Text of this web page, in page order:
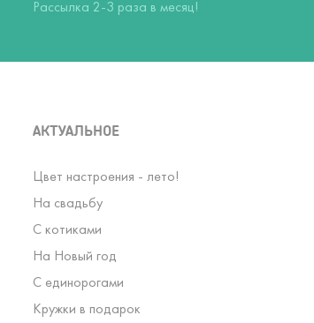
Рассылка 2-3 раза в месяц!
АКТУАЛЬНОЕ
Цвет настроения - лето!
На свадьбу
С котиками
На Новый год
С единорогами
Кружки в подарок